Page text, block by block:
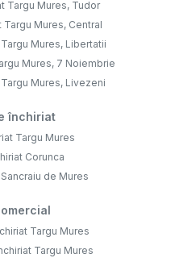
Targu Mures, Tudor
Mures, Central
Mures, Libertatii
Mures, 7 Noiembrie
Mures, Livezeni
închiriat
Targu Mures
Corunca
de Mures
Targu Mures
Targu Mures